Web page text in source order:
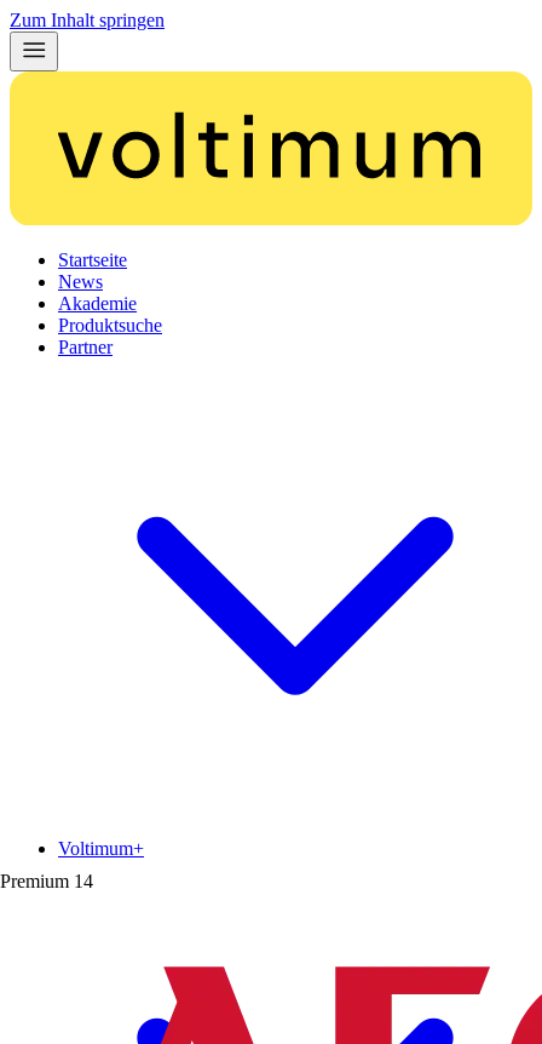
Zum Inhalt springen
Startseite
News
Akademie
Produktsuche
Partner
Premium 14
Voltimum+